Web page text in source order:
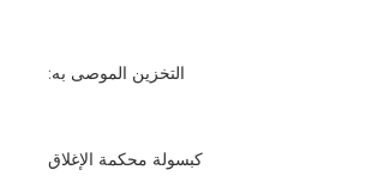
التخزين الموصى به:
كبسولة محكمة الإغلاق